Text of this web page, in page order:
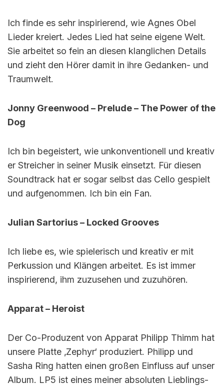
Ich finde es sehr inspirierend, wie Agnes Obel
Lieder kreiert. Jedes Lied hat seine eigene Welt.
Sie arbeitet so fein an diesen klanglichen Details
und zieht den Hörer damit in ihre Gedanken- und
Traumwelt.
Jonny Greenwood – Prelude – The Power of the
Dog
Ich bin begeistert, wie unkonventionell und kreativ
er Streicher in seiner Musik einsetzt. Für diesen
Soundtrack hat er sogar selbst das Cello gespielt
und aufgenommen. Ich bin ein Fan.
Julian Sartorius – Locked Grooves
Ich liebe es, wie spielerisch und kreativ er mit
Perkussion und Klängen arbeitet. Es ist immer
inspirierend, ihm zuzusehen und zuzuhören.
Apparat – Heroist
Der Co-Produzent von Apparat Philipp Thimm hat
unsere Platte ‚Zephyr‘ produziert. Philipp und
Sasha Ring hatten einen großen Einfluss auf unser
Album. LP5 ist eines meiner absoluten Lieblings-